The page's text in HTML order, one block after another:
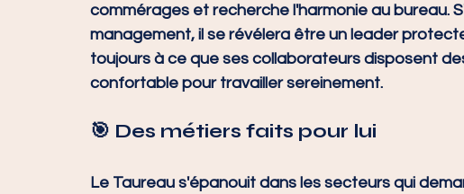
commérages et recherche l'harmonie au bureau.
management, il se révélera être un leader
toujours à ce que ses collaborateurs disposent
confortable pour travailler sereinement.
🎯 Des métiers faits pour lui
Le Taureau s'épanouit dans les secteurs qui